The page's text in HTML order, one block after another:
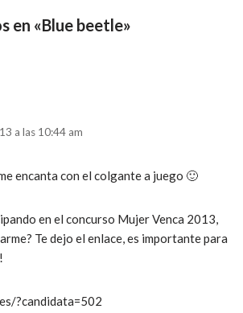
en «Blue beetle»
a las 10:44 am
encanta con el colgante a juego 🙂
en el concurso Mujer Venca 2013,
Te dejo el enlace, es importante para
?candidata=502